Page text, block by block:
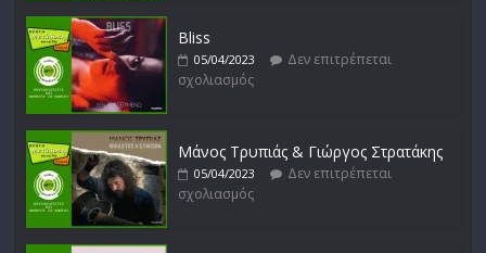
Bliss
05/04/2023
Δεν επιτρέπεται
σχολιασμός
Μάνος Τρυπιάς & Γιώργος Στρατάκης
05/04/2023
Δεν επιτρέπεται
σχολιασμός